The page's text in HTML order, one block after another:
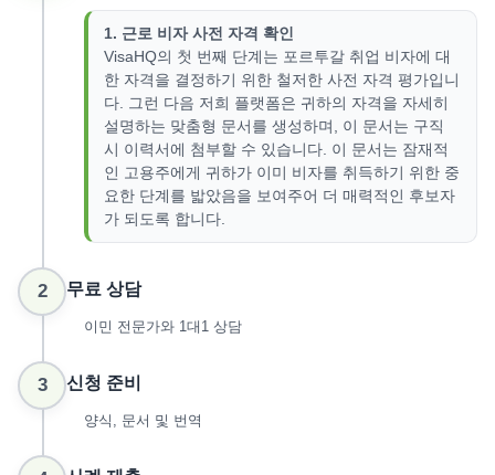
1. 근로 비자 사전 자격 확인
VisaHQ의 첫 번째 단계는 포르투갈 취업 비자에 대
한 자격을 결정하기 위한 철저한 사전 자격 평가입니
다. 그런 다음 저희 플랫폼은 귀하의 자격을 자세히
설명하는 맞춤형 문서를 생성하며, 이 문서는 구직
시 이력서에 첨부할 수 있습니다. 이 문서는 잠재적
인 고용주에게 귀하가 이미 비자를 취득하기 위한 중
요한 단계를 밟았음을 보여주어 더 매력적인 후보자
가 되도록 합니다.
2 무료 상담
이민 전문가와 1대1 상담
3 신청 준비
양식, 문서 및 번역